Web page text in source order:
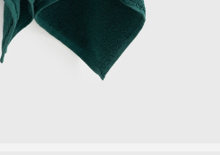
КАКАО МУСС ОТ 16 300 ₽